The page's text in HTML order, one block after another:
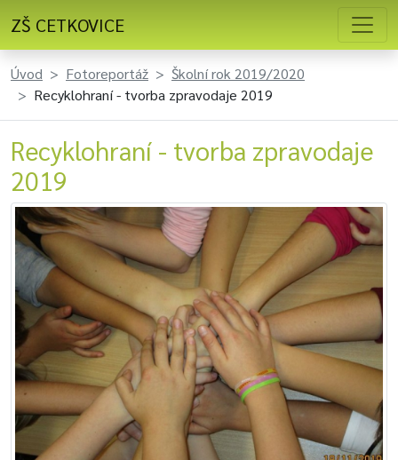
ZŠ CETKOVICE
Úvod Fotoreportáž
Školní rok 2019/2020
Recyklohraní - tvorba zpravodaje 2019
Recyklohraní - tvorba zpravodaje
2019